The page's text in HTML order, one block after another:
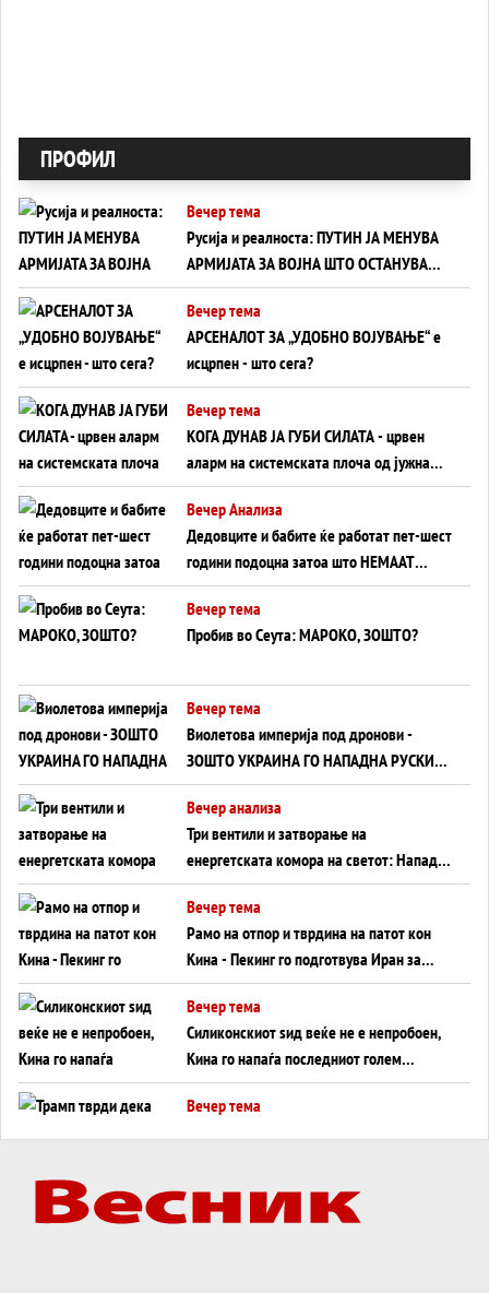
ПРОФИЛ
Вечер тема
Русија и реалноста: ПУТИН ЈА МЕНУВА
АРМИЈАТА ЗА ВОЈНА ШТО ОСТАНУВА
БЕЗ ФРОНТ
Вечер тема
АРСЕНАЛОТ ЗА „УДОБНО ВОЈУВАЊЕ“ е
исцрпен - што сега?
Вечер тема
КОГА ДУНАВ ЈА ГУБИ СИЛАТА - црвен
аларм на системската плоча од јужна
Германија до Црното Море...
Вечер Анализа
Дедовците и бабите ќе работат пет-шест
години подоцна затоа што НЕМААТ
ВНУЦИ ДА ГИ ЗАМЕНАТ
Вечер тема
Пробив во Сеута: МАРОКО, ЗОШТО?
Вечер тема
Виолетова империја под дронови -
ЗОШТО УКРАИНА ГО НАПАДНА РУСКИОТ
WILDBERRIES
Вечер анализа
Три вентили и затворање на
енергетската комора на светот: Нападот
во Суец најавува глобален енергетски
инфаркт?
Вечер тема
Рамо на отпор и тврдина на патот кон
Кина - Пекинг го подготвува Иран за
американска копнена инвазија
Вечер тема
Силиконскиот ѕид веќе не е непробоен,
Кина го напаѓа последниот голем
монопол на Западот?
Вечер тема
Вечер тема